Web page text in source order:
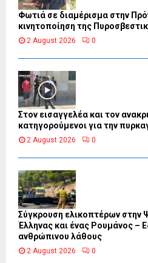
Φωτιά σε διαμέρισμα στην
κινητοποίηση της
2 August 2026 0
Στον εισαγγελέα και τον
κατηγορούμενοι για την
2 August 2026 0
Σύγκρουση ελικοπτέρων στην
Έλληνας και ένας Ρουμάνος –
ανθρώπινου λάθους
2 August 2026 0